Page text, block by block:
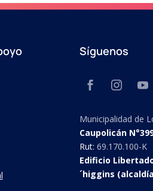
Síguenos
Municipalidad de
Caupolicán
Rut:69.170.100-K
Edificio
´higgins